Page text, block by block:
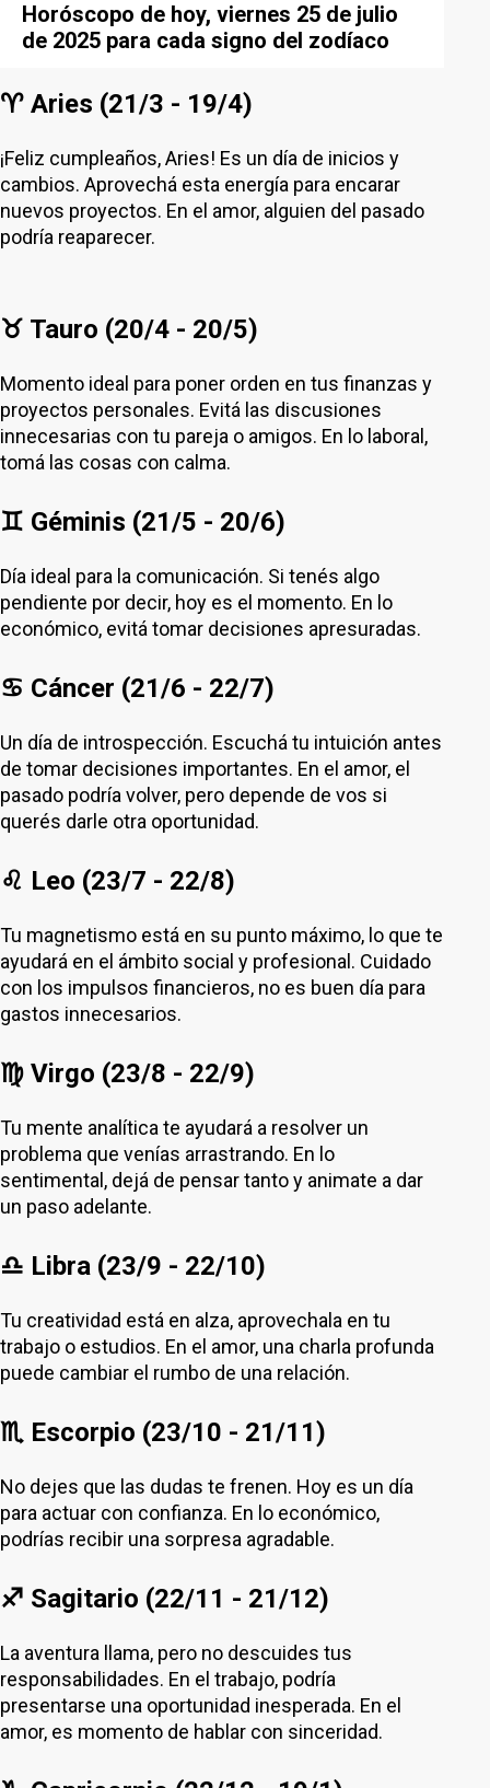
Horóscopo de hoy, viernes 25 de julio
de 2025 para cada signo del zodíaco
♈ Aries (21/3 - 19/4)
¡Feliz cumpleaños, Aries! Es un día de inicios y
cambios. Aprovechá esta energía para encarar
nuevos proyectos. En el amor, alguien del pasado
podría reaparecer.
♉ Tauro (20/4 - 20/5)
Momento ideal para poner orden en tus finanzas y
proyectos personales. Evitá las discusiones
innecesarias con tu pareja o amigos. En lo laboral,
tomá las cosas con calma.
♊ Géminis (21/5 - 20/6)
Día ideal para la comunicación. Si tenés algo
pendiente por decir, hoy es el momento. En lo
económico, evitá tomar decisiones apresuradas.
♋ Cáncer (21/6 - 22/7)
Un día de introspección. Escuchá tu intuición antes
de tomar decisiones importantes. En el amor, el
pasado podría volver, pero depende de vos si
querés darle otra oportunidad.
♌ Leo (23/7 - 22/8)
Tu magnetismo está en su punto máximo, lo que te
ayudará en el ámbito social y profesional. Cuidado
con los impulsos financieros, no es buen día para
gastos innecesarios.
♍ Virgo (23/8 - 22/9)
Tu mente analítica te ayudará a resolver un
problema que venías arrastrando. En lo
sentimental, dejá de pensar tanto y animate a dar
un paso adelante.
♎ Libra (23/9 - 22/10)
Tu creatividad está en alza, aprovechala en tu
trabajo o estudios. En el amor, una charla profunda
puede cambiar el rumbo de una relación.
♏ Escorpio (23/10 - 21/11)
No dejes que las dudas te frenen. Hoy es un día
para actuar con confianza. En lo económico,
podrías recibir una sorpresa agradable.
♐ Sagitario (22/11 - 21/12)
La aventura llama, pero no descuides tus
responsabilidades. En el trabajo, podría
presentarse una oportunidad inesperada. En el
amor, es momento de hablar con sinceridad.